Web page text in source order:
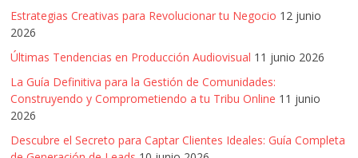
Estrategias Creativas para Revolucionar tu Negocio 12 junio
2026
Últimas Tendencias en Producción Audiovisual 11 junio 2026
La Guía Definitiva para la Gestión de Comunidades:
Construyendo y Comprometiendo a tu Tribu Online 11 junio
2026
Descubre el Secreto para Captar Clientes Ideales: Guía Completa